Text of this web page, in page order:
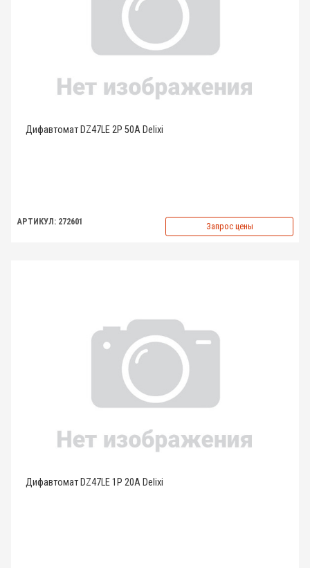
Дифавтомат DZ47LE 2P 50A Delixi
АРТИКУЛ: 272601 Запрос цены
Дифавтомат DZ47LE 1P 20A Delixi